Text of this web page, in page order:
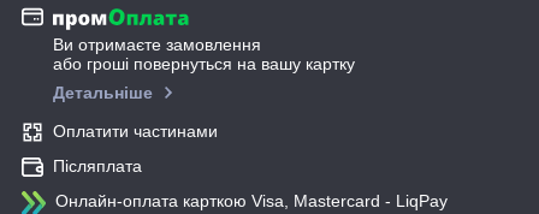
Ви отримаєте замовлення
або гроші повернуться на вашу картку
Детальніше
Оплатити частинами
Післяплата
Онлайн-оплата карткою Visa, Mastercard - LiqPay